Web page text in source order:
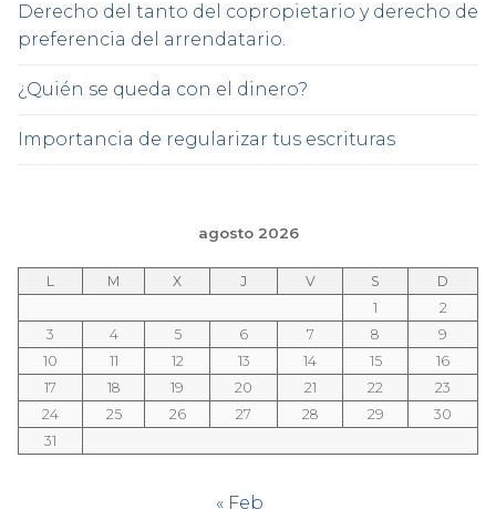
Derecho del tanto del copropietario y derecho de
preferencia del arrendatario.
¿Quién se queda con el dinero?
Importancia de regularizar tus escrituras
agosto 2026
L M X J V S
D
1
2
3
4 5 6 7 8
9
10
11 12 13 14 15
16
17
18 19 20 21 22
23
24
25 26 27 28 29
30
31
« Feb